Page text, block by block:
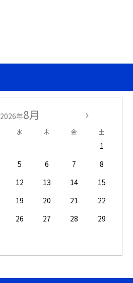
2026年8月
水 木 金 土
1
5 6 7
8
12 13 14
15
19 20 21
22
26 27 28
29